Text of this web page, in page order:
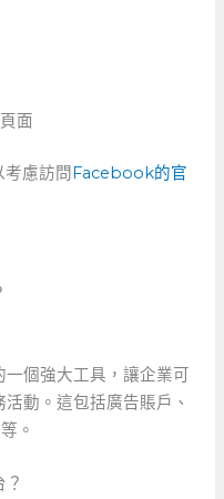
面
慮訪問 Facebook的官
個強大工具，讓企業可
動。這包括廣告賬戶、
。